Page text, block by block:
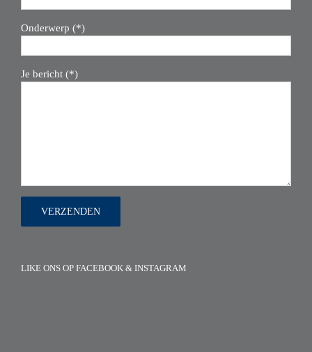
Onderwerp (*)
Je bericht (*)
LIKE ONS OP FACEBOOK & INSTAGRAM